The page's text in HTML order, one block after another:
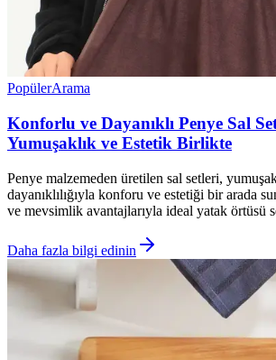
PopülerArama
Konforlu ve Dayanıklı Penye Sal
Yumuşaklık ve Estetik Birlikte
Penye malzemeden üretilen sal setleri,
dayanıklılığıyla konforu ve estetiği bir arada
ve mevsimlik avantajlarıyla ideal yatak örtüsü
Daha fazla bilgi edinin